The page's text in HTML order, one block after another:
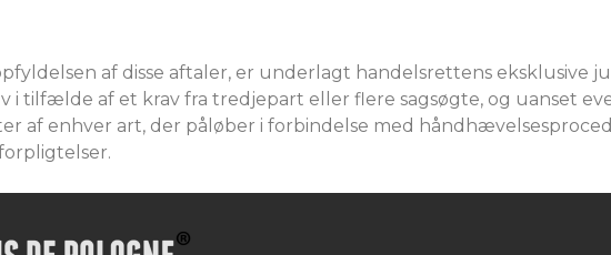
af ​​disse aftaler, er underlagt handelsrettens eksklusive
i tilfælde af et krav fra tredjepart eller flere sagsøgte, og uanset
af enhver art, der påløber i forbindelse med